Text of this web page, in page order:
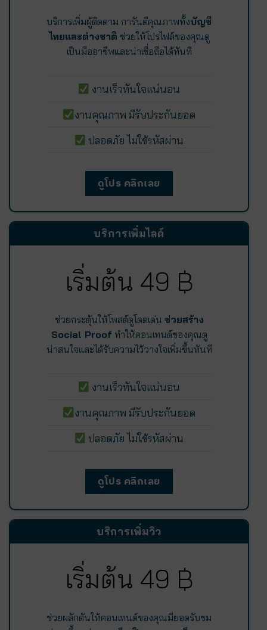
บริการเพิ่มผู้ติดตาม การันตีคุณภาพทั้งบัญชี
ไทยและต่างชาติ ช่วยให้โปรไฟล์ของคุณดู
เป็นมืออาชีพและน่าเชื่อถือได้ทันที
งานเร็วทันใจแน่นอน
งานคุณภาพ มีรับประกันยอด
ปลอดภัย ไม่ใช้รหัสผ่าน
ดูโปร คลิกเลย
บริการเพิ่มไลค์
เริ่มต้น 49 ฿
ช่วยกระตุ้นให้โพสต์ดูโดดเด่น ช่วยสร้าง
Social Proof ทำให้คอนเทนต์ของคุณดู
น่าสนใจและได้รับความไว้วางใจเพิ่มขึ้นทันที
งานเร็วทันใจแน่นอน
งานคุณภาพ มีรับประกันยอด
ปลอดภัย ไม่ใช้รหัสผ่าน
ดูโปร คลิกเลย
บริการเพิ่มวิว
เริ่มต้น 49 ฿
ช่วยผลักดันให้คอนเทนต์ของคุณมียอดรับชม